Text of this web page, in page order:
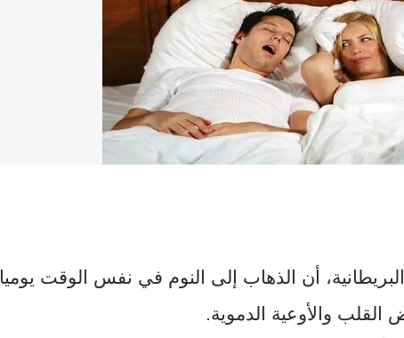
أن الذهاب إلى النوم في نفس الوقت يوميا
والأوعية الدموية.